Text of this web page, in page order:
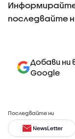
Информирайте
последвайте
Добави ни
Google
Последвайте ни
NewsLetter